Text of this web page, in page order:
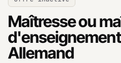
Salaires
Archives
Maîtresse ou
Allemand